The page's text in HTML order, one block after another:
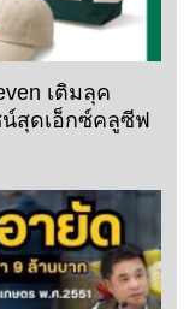
เติมลุค
สุดเอ็กซ์คลูซีฟ